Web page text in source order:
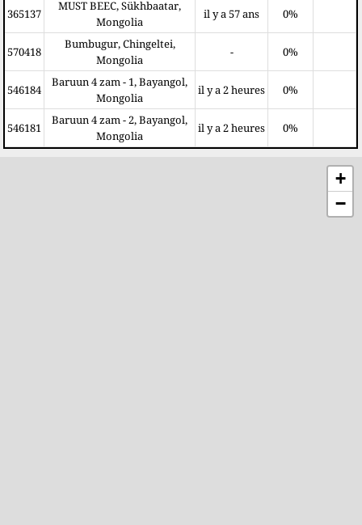
365137
MUST BEEC, Sükhbaatar,
Mongolia
il y a 57 ans 0%
570418
Bumbugur, Chingeltei,
Mongolia
- 0%
546184
Baruun 4 zam - 1, Bayangol,
Mongolia
il y a 2 heures 0%
546181
Baruun 4 zam - 2, Bayangol,
Mongolia
il y a 2 heures 0%
+
−